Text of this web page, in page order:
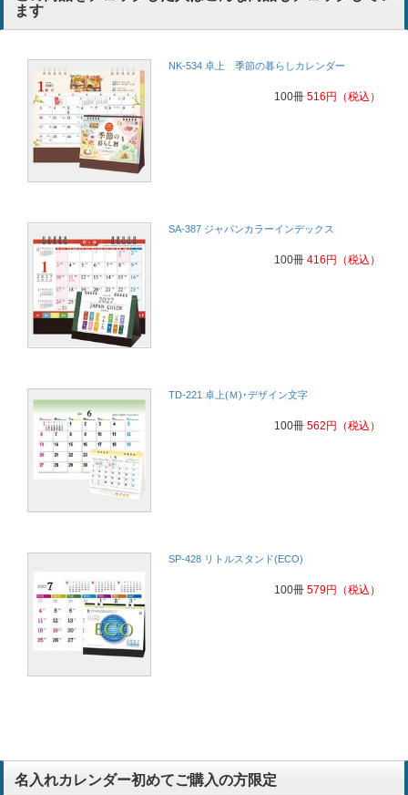
ます
NK-534 卓上 季節の暮らしカレンダー
100冊 516円 （税込）
SA-387 ジャパンカラーインデックス
100冊 416 円 （税込）
TD-221 卓上(Ｍ)･デザイン文字
100冊 562 円 （税込）
SP-428 リトルスタンド(ECO)
100冊 579円 （税込）
名入れカレンダー初めてご購入の方限定